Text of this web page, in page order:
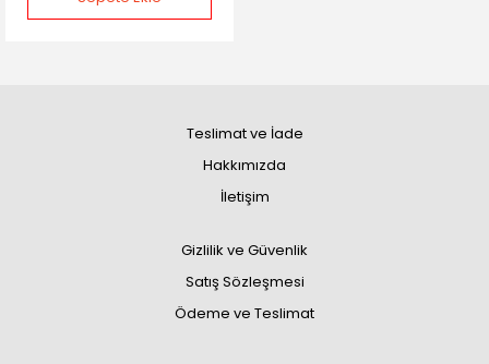
Teslimat ve İade
Hakkımızda
İletişim
Gizlilik ve Güvenlik
Satış Sözleşmesi
Ödeme ve Teslimat